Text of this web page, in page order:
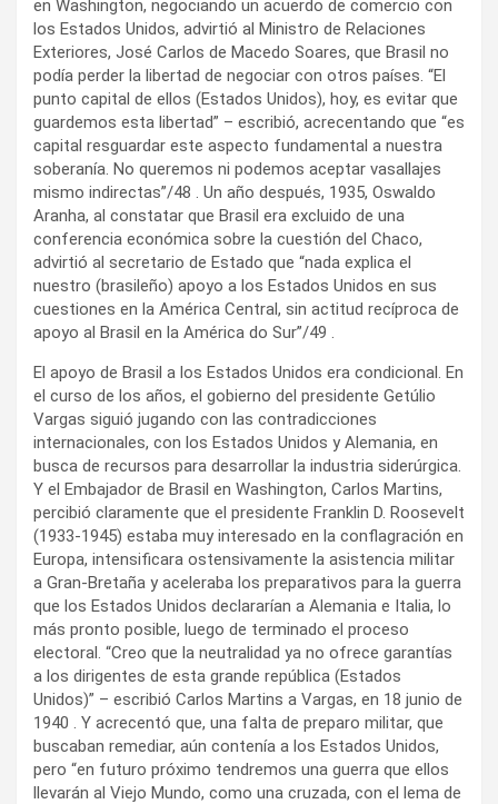
en Washington, negociando un acuerdo de comercio con
los Estados Unidos, advirtió al Ministro de Relaciones
Exteriores, José Carlos de Macedo Soares, que Brasil no
podía perder la libertad de negociar con otros países. “El
punto capital de ellos (Estados Unidos), hoy, es evitar que
guardemos esta libertad” – escribió, acrecentando que “es
capital resguardar este aspecto fundamental a nuestra
soberanía. No queremos ni podemos aceptar vasallajes
mismo indirectas”/48 . Un año después, 1935, Oswaldo
Aranha, al constatar que Brasil era excluido de una
conferencia económica sobre la cuestión del Chaco,
advirtió al secretario de Estado que “nada explica el
nuestro (brasileño) apoyo a los Estados Unidos en sus
cuestiones en la América Central, sin actitud recíproca de
apoyo al Brasil en la América do Sur”/49 .
El apoyo de Brasil a los Estados Unidos era condicional. En
el curso de los años, el gobierno del presidente Getúlio
Vargas siguió jugando con las contradicciones
internacionales, con los Estados Unidos y Alemania, en
busca de recursos para desarrollar la industria siderúrgica.
Y el Embajador de Brasil en Washington, Carlos Martins,
percibió claramente que el presidente Franklin D. Roosevelt
(1933-1945) estaba muy interesado en la conflagración en
Europa, intensificara ostensivamente la asistencia militar
a Gran-Bretaña y aceleraba los preparativos para la guerra
que los Estados Unidos declararían a Alemania e Italia, lo
más pronto posible, luego de terminado el proceso
electoral. “Creo que la neutralidad ya no ofrece garantías
a los dirigentes de esta grande república (Estados
Unidos)” – escribió Carlos Martins a Vargas, en 18 junio de
1940 . Y acrecentó que, una falta de preparo militar, que
buscaban remediar, aún contenía a los Estados Unidos,
pero “en futuro próximo tendremos una guerra que ellos
llevarán al Viejo Mundo, como una cruzada, con el lema de